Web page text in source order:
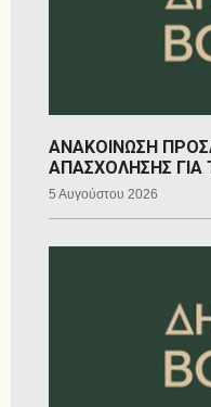
ΑΝΑΚΟΙΝΩΣΗ
ΑΠΑΣΧΟΛΗΣΗΣ
5 Αυγούστου 2026